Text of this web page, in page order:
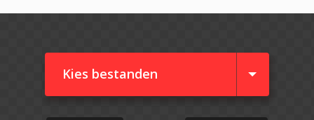
Kies bestanden